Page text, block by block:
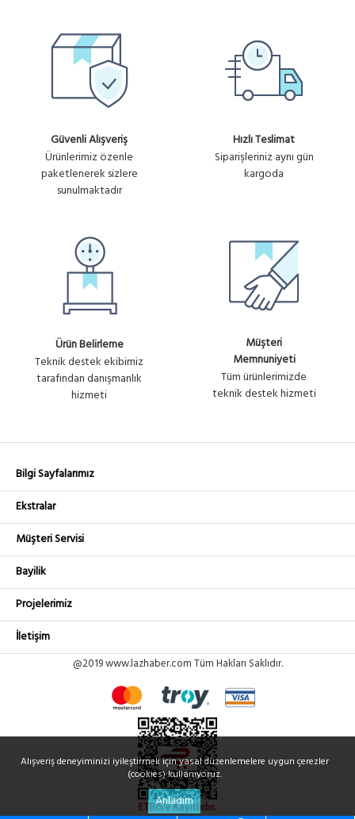
Güvenli Alışveriş
Ürünlerimiz özenle
paketlenerek sizlere
sunulmaktadır
Hızlı Teslimat
Siparişleriniz aynı gün
kargoda
Ürün Belirleme
Teknik destek ekibimiz
tarafından danışmanlık
hizmeti
Müşteri
Memnuniyeti
Tüm ürünlerimizde
teknik destek hizmeti
Bilgi Sayfalarımız
Ekstralar
Müşteri Servisi
Bayilik
Projelerimiz
İletişim
@2019 www.lazhaber.com Tüm Hakları Saklıdır.
Alışveriş deneyiminizi iyileştirmek için yasal düzenlemelere uygun çerezler
(cookies) kullanıyoruz.
Anladım